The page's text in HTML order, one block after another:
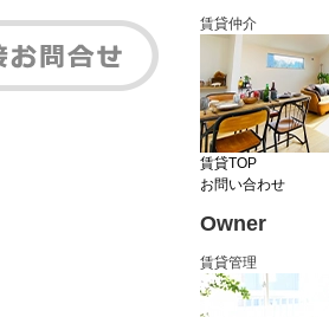
賃貸仲介
賃貸TOP
お問い合わせ
Owner
賃貸管理